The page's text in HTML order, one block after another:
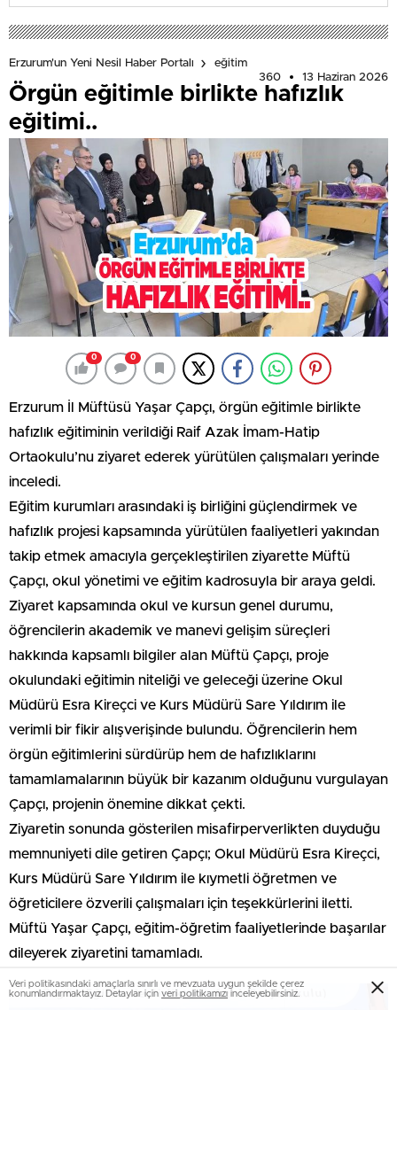
Erzurum'un Yeni Nesil Haber Portalı
eğitim
360
13 Haziran 2026
Örgün eğitimle birlikte hafızlık
eğitimi..
0 0
Erzurum İl Müftüsü Yaşar Çapçı, örgün eğitimle birlikte
hafızlık eğitiminin verildiği Raif Azak İmam-Hatip
Ortaokulu’nu ziyaret ederek yürütülen çalışmaları yerinde
inceledi.
Eğitim kurumları arasındaki iş birliğini güçlendirmek ve
hafızlık projesi kapsamında yürütülen faaliyetleri yakından
takip etmek amacıyla gerçekleştirilen ziyarette Müftü
Çapçı, okul yönetimi ve eğitim kadrosuyla bir araya geldi.
Ziyaret kapsamında okul ve kursun genel durumu,
öğrencilerin akademik ve manevi gelişim süreçleri
hakkında kapsamlı bilgiler alan Müftü Çapçı, proje
okulundaki eğitimin niteliği ve geleceği üzerine Okul
Müdürü Esra Kireçci ve Kurs Müdürü Sare Yıldırım ile
verimli bir fikir alışverişinde bulundu. Öğrencilerin hem
örgün eğitimlerini sürdürüp hem de hafızlıklarını
tamamlamalarının büyük bir kazanım olduğunu vurgulayan
Çapçı, projenin önemine dikkat çekti.
Ziyaretin sonunda gösterilen misafirperverlikten duyduğu
memnuniyeti dile getiren Çapçı; Okul Müdürü Esra Kireçci,
Kurs Müdürü Sare Yıldırım ile kıymetli öğretmen ve
öğreticilere özverili çalışmaları için teşekkürlerini iletti.
Müftü Yaşar Çapçı, eğitim-öğretim faaliyetlerinde başarılar
dileyerek ziyaretini tamamladı.
Veri politikasındaki amaçlarla sınırlı ve mevzuata uygun şekilde çerez
konumlandırmaktayız. Detaylar için veri politikamızı inceleyebilirsiniz.